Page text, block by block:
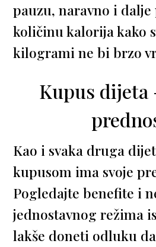
pauzu, naravno i dalje
količinu kalorija kako
kilogrami ne bi brzo
Kupus dijeta
Kao i svaka druga
kupusom ima svoje
Pogledajte benefite i
jednostavnog režima
lakše doneti odluku